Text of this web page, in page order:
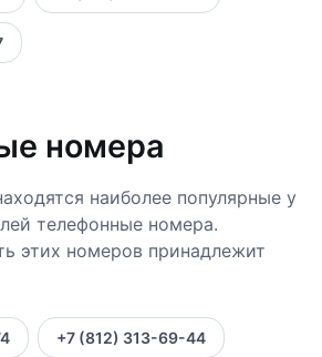
номера
наиболее популярные у
телефонные номера.
этих номеров принадлежит
+7 (812) 313-69-44